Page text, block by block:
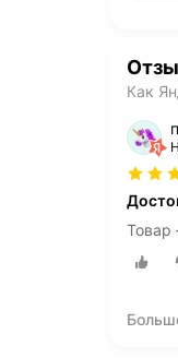
Как
Товар